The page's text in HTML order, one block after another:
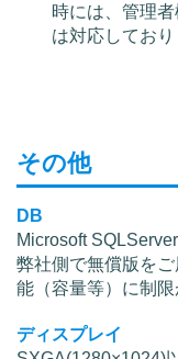
時には、管理
は対応しており
その他
DB
Microsoft
弊社側で無償版を
能（容量等）に制限
ディスプレイ